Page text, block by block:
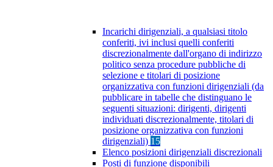
Incarichi dirigenziali, a qualsiasi titolo
conferiti, ivi inclusi quelli conferiti
discrezionalmente dall'organo di indirizzo
politico senza procedure pubbliche di
selezione e titolari di posizione
organizzativa con funzioni dirigenziali (da
pubblicare in tabelle che distinguano le
seguenti situazioni: dirigenti, dirigenti
individuati discrezionalmente, titolari di
posizione organizzativa con funzioni
dirigenziali) 15
Elenco posizioni dirigenziali discrezionali
Posti di funzione disponibili